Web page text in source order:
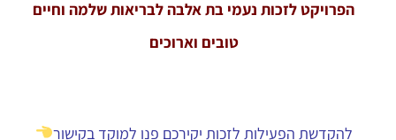
הפרויקט לזכות נעמי בת אלבה לבריאות שלמה וחיים
טובים וארוכים
להקדשת הפעילות לזכות יקירכם פנו למוקד בקישור